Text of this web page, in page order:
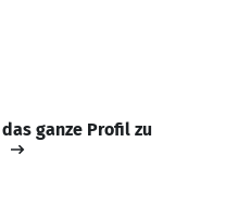
ganze Profil zu